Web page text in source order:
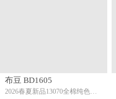
布豆 BD1605
2026春夏新品13070全棉纯色系三四件套纯棉四件套浅蓝+浅灰